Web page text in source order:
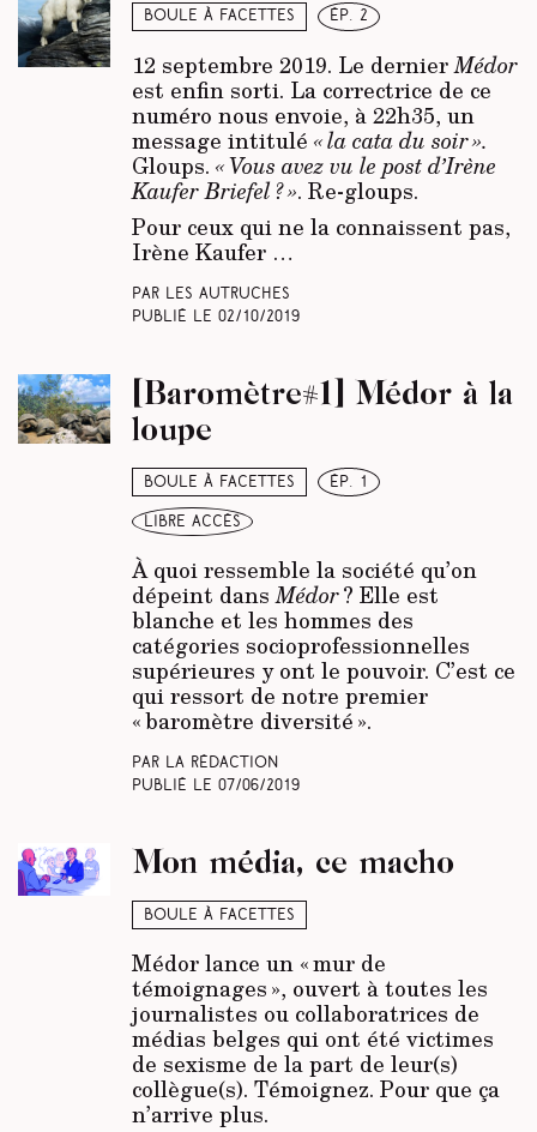
Boule à facettes ép. 2
12 septembre 2019. Le dernierMédor
est enfin sorti. La correctrice de ce
numéro nous envoie, à 22h35, un
message intitulé « la cata du soir ».
Gloups. « Vous avez vu le post d’Irène
Kaufer Briefel ? ». Re-gloups.
Pour ceux qui ne la connaissent pas,
Irène Kaufer …
Par Les Autruches
Publié le 02/10/2019
Boule à facettes ép. 1
libre accès
[Baromètre#1] Médor à la
loupe
À quoi ressemble la société qu’on
dépeint dansMédor? Elle est
blanche et les hommes des
catégories socioprofessionnelles
supérieures y ont le pouvoir. C’est ce
qui ressort de notre premier
« baromètre diversité ».
Par La rédaction
Publié le 07/06/2019
Boule à facettes
Mon média, ce macho
Médor lance un « mur de
témoignages », ouvert à toutes les
journalistes ou collaboratrices de
médias belges qui ont été victimes
de sexisme de la part de leur(s)
collègue(s). Témoignez. Pour que ça
n’arrive plus.